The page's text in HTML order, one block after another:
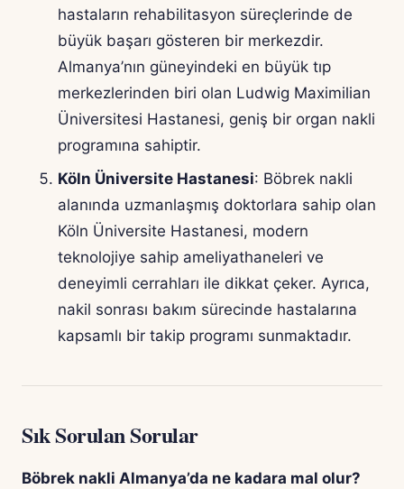
hastaların rehabilitasyon süreçlerinde de
büyük başarı gösteren bir merkezdir.
Almanya’nın güneyindeki en büyük tıp
merkezlerinden biri olan Ludwig Maximilian
Üniversitesi Hastanesi, geniş bir organ nakli
programına sahiptir.
Köln Üniversite Hastanesi: Böbrek nakli
alanında uzmanlaşmış doktorlara sahip olan
Köln Üniversite Hastanesi, modern
teknolojiye sahip ameliyathaneleri ve
deneyimli cerrahları ile dikkat çeker. Ayrıca,
nakil sonrası bakım sürecinde hastalarına
kapsamlı bir takip programı sunmaktadır.
Sık Sorulan Sorular
Böbrek nakli Almanya’da ne kadara mal olur?